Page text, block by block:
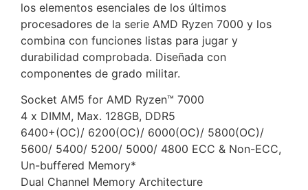
los elementos esenciales de los últimos
procesadores de la serie AMD Ryzen 7000 y los
combina con funciones listas para jugar y
durabilidad comprobada. Diseñada con
componentes de grado militar.
Socket AM5 for AMD Ryzen™ 7000
4 x DIMM, Max. 128GB, DDR5
6400+(OC)/ 6200(OC)/ 6000(OC)/ 5800(OC)/
5600/ 5400/ 5200/ 5000/ 4800 ECC & Non-ECC,
Un-buffered Memory*
Dual Channel Memory Architecture